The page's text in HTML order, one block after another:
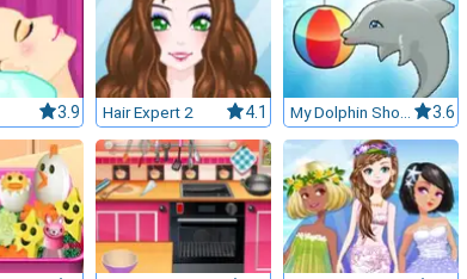
3.9 Hair Expert 2 4.1 My Dolphin Show 3 3.6